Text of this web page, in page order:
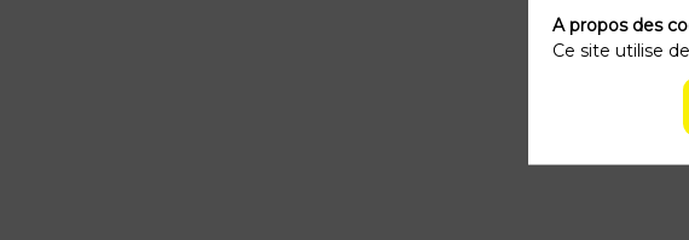
A propos des
Ce site utilise